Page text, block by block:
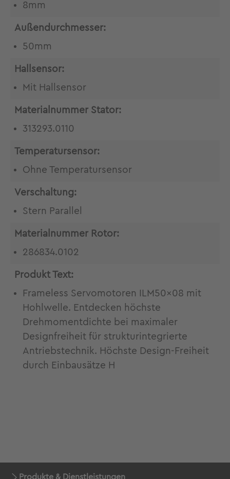
8mm
Außendurchmesser:
50mm
Hallsensor:
Mit Hallsensor
Materialnummer Stator:
313293.0110
Temperatursensor:
Ohne Temperatursensor
Verschaltung:
Stern Parallel
Materialnummer Rotor:
286834.0102
Produkt Text:
Frameless Servomotoren ILM50x08 mit
Hohlwelle. Entdecken höchste
Drehmomentdichte bei maximaler
Designfreiheit für strukturintegrierte
Antriebstechnik. Höchste Design-Freiheit
durch Einbausätze H
Produkte & Dienstleistungen